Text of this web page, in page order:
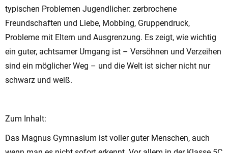
typischen Problemen Jugendlicher: zerbrochene
Freundschaften und Liebe, Mobbing, Gruppendruck,
Probleme mit Eltern und Ausgrenzung. Es zeigt, wie wichtig
ein guter, achtsamer Umgang ist – Versöhnen und Verzeihen
sind ein möglicher Weg – und die Welt ist sicher nicht nur
schwarz und weiß.
Zum Inhalt:
Das Magnus Gymnasium ist voller guter Menschen, auch